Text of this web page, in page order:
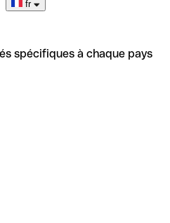
fr
spécifiques à chaque pays